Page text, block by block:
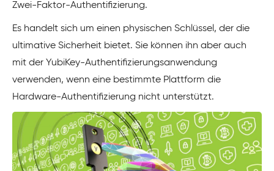
Zwei-Faktor-Authentifizierung.
Es handelt sich um einen physischen Schlüssel, der die
ultimative Sicherheit bietet. Sie können ihn aber auch
mit der YubiKey-Authentifizierungsanwendung
verwenden, wenn eine bestimmte Plattform die
Hardware-Authentifizierung nicht unterstützt.